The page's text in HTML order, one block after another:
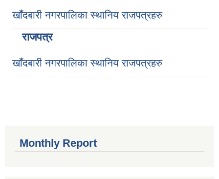
खाँदबारी नगरपालिका स्थानिय राजपत्रहरु
राजपत्र
खाँदबारी नगरपालिका स्थानिय राजपत्रहरु
Monthly Report